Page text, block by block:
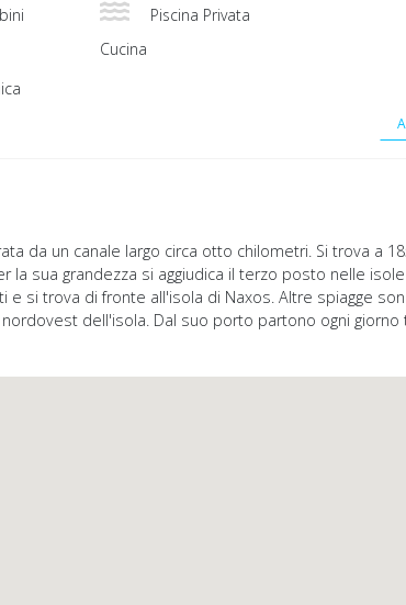
Piscina Privata
Cucina
da un canale largo circa otto chilometri. Si trova a
la sua grandezza si aggiudica il terzo posto nelle
si trova di fronte all'isola di Naxos. Altre spiagge
nordovest dell'isola. Dal suo porto partono ogni